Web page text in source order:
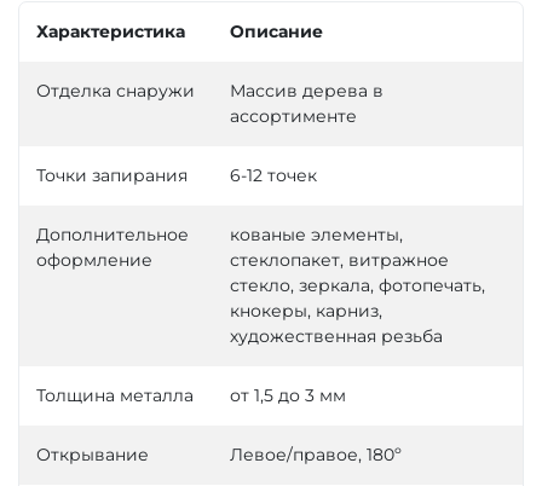
Характеристика Описание
Отделка снаружи
Массив дерева в
ассортименте
Точки запирания 6-12 точек
Дополнительное
оформление
кованые элементы,
стеклопакет, витражное
стекло, зеркала, фотопечать,
кнокеры, карниз,
художественная резьба
Толщина металла от 1,5 до 3 мм
Открывание Левое/правое, 180º